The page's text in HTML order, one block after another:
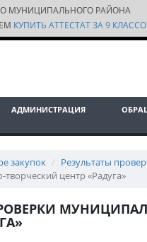
МУНИЦИПАЛЬНОГО РАЙОНА
КУПИТЬ АТТЕСТАТ ЗА 9
АДМИНИСТРАЦИЯ
закупок
Результаты
центр «Радуга»